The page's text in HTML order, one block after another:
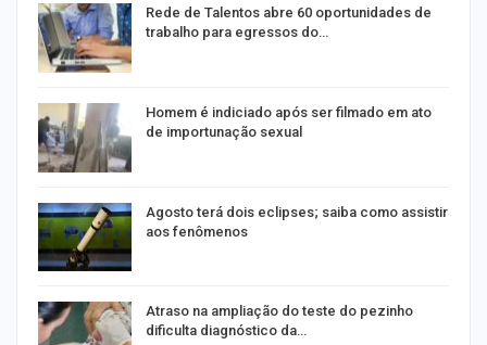
Rede de Talentos abre 60 oportunidades de
trabalho para egressos do…
Homem é indiciado após ser filmado em ato
de importunação sexual
Agosto terá dois eclipses; saiba como assistir
aos fenômenos
Atraso na ampliação do teste do pezinho
dificulta diagnóstico da…